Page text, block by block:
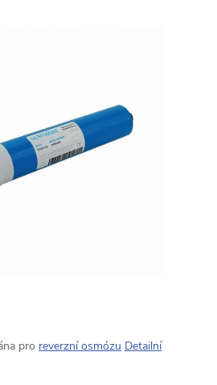
pro reverzní osmózu Detailní